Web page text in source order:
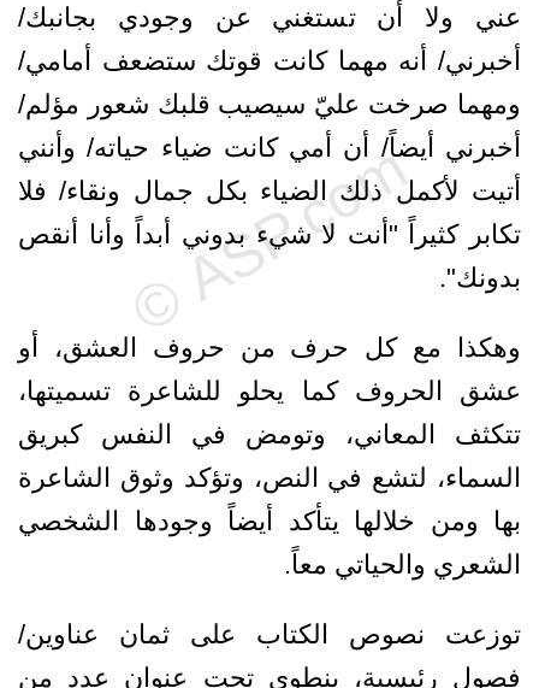
عني ولا أن تستغني عن وجودي بجانبك/
أخبرني/ أنه مهما كانت قوتك ستضعف أمامي/
ومهما صرخت عليّ سيصيب قلبك شعور مؤلم/
أخبرني أيضاً/ أن أمي كانت ضياء حياته/ وأنني
أتيت لأكمل ذلك الضياء بكل جمال ونقاء/ فلا
تكابر كثيراً "أنت لا شيء بدوني أبداً وأنا أنقص
بدونك".
وهكذا مع كل حرف من حروف العشق، أو
عشق الحروف كما يحلو للشاعرة تسميتها،
تتكثف المعاني، وتومض في النفس كبريق
السماء، لتشع في النص، وتؤكد وثوق الشاعرة
بها ومن خلالها يتأكد أيضاً وجودها الشخصي
الشعري والحياتي معاً.
توزعت نصوص الكتاب على ثمان عناوين/
فصول رئيسية، ينطوي تحت عنوان عدد من